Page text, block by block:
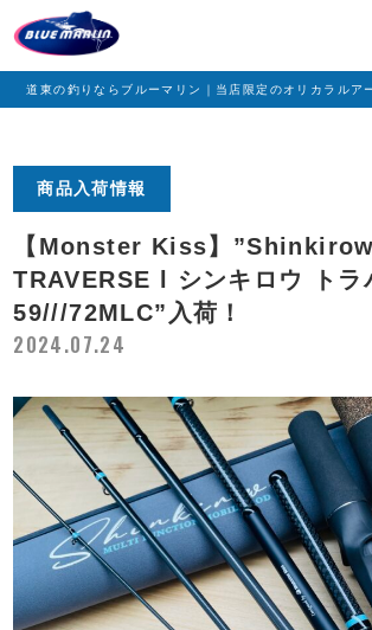
道東の釣りならブルーマリン｜当店限定のオリカラルア
商品入荷情報
【Monster Kiss】”Shinkirow
TRAVERSE l シンキロウ トラ
59///72MLC”入荷！
2024.07.24